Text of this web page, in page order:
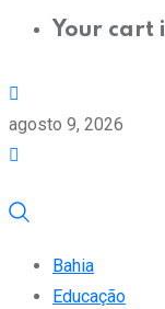
Your cart
agosto 9, 2026
Bahia
Educação